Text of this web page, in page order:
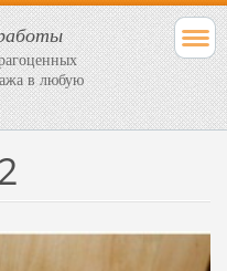
в любую